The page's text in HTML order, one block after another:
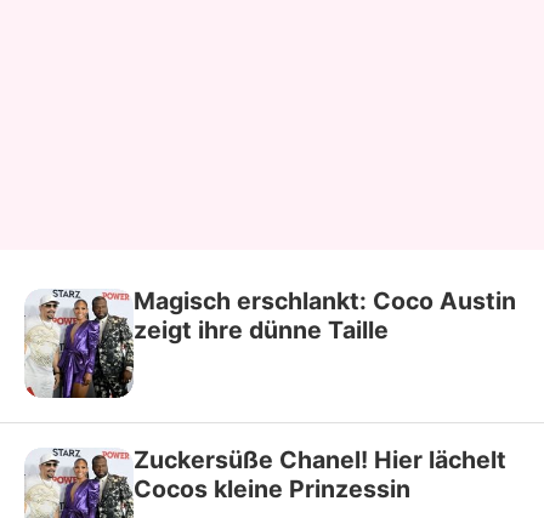
Magisch erschlankt: Coco Austin
zeigt ihre dünne Taille
Zuckersüße Chanel! Hier lächelt
Cocos kleine Prinzessin